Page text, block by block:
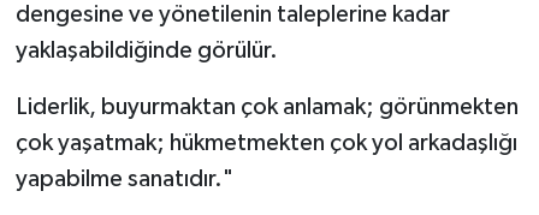
dengesine ve yönetilenin taleplerine kadar
yaklaşabildiğinde görülür.
Liderlik, buyurmaktan çok anlamak; görünmekten
çok yaşatmak; hükmetmekten çok yol arkadaşlığı
yapabilme sanatıdır."
YAYLADERE
YEDİSU